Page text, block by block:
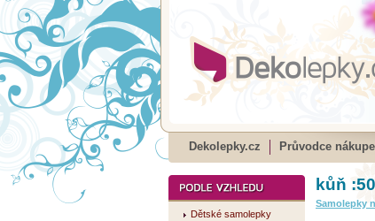
Dekolepky.cz Průvodce
Dětské samolepky
kůň
Samolepky